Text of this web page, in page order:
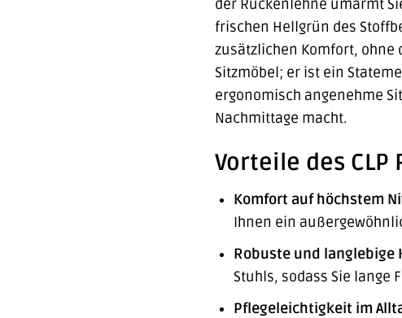
der Rückenlehne umarmt
frischen Hellgrün des
zusätzlichen Komfort, ohne
Sitzmöbel; er ist ein
ergonomisch angenehme
Nachmittage macht.
Vorteile des CLP
Komfort auf höchstem
Ihnen ein
Robuste und langlebige
Stuhls, sodass Sie lange
Pflegeleichtigkeit im